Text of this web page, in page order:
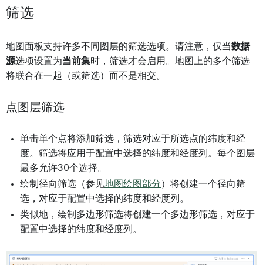
筛选
地图面板支持许多不同图层的筛选选项。请注意，仅当数据
源选项设置为当前集时，筛选才会启用。地图上的多个筛选
将联合在一起（或筛选）而不是相交。
点图层筛选
单击单个点将添加筛选，筛选对应于所选点的纬度和经
度。筛选将应用于配置中选择的纬度和经度列。每个图层
最多允许30个选择。
绘制径向筛选（参见地图绘图部分）将创建一个径向筛
选，对应于配置中选择的纬度和经度列。
类似地，绘制多边形筛选将创建一个多边形筛选，对应于
配置中选择的纬度和经度列。